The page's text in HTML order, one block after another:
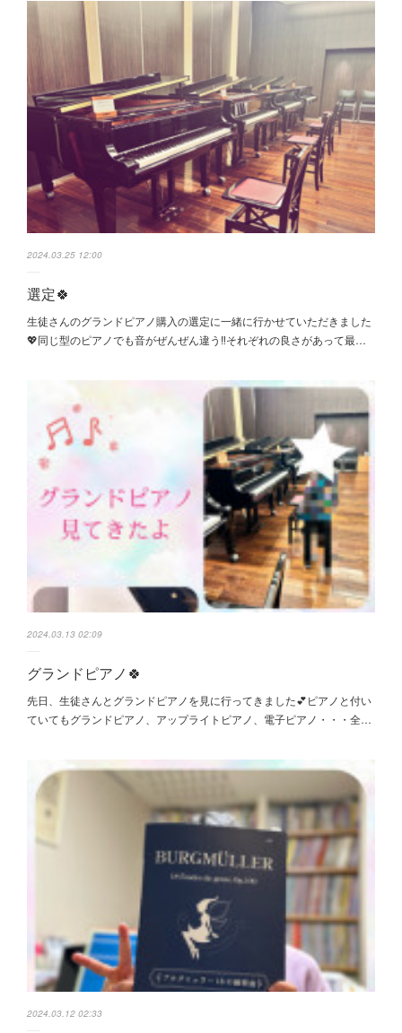
2024.03.25 12:00
選定🍀
生徒さんのグランドピアノ購入の選定に一緒に行かせていただきました
💖同じ型のピアノでも音がぜんぜん違う‼️それぞれの良さがあって最…
2024.03.13 02:09
グランドピアノ🍀
先日、生徒さんとグランドピアノを見に行ってきました💕ピアノと付い
ていてもグランドピアノ、アップライトピアノ、電子ピアノ・・・全…
2024.03.12 02:33